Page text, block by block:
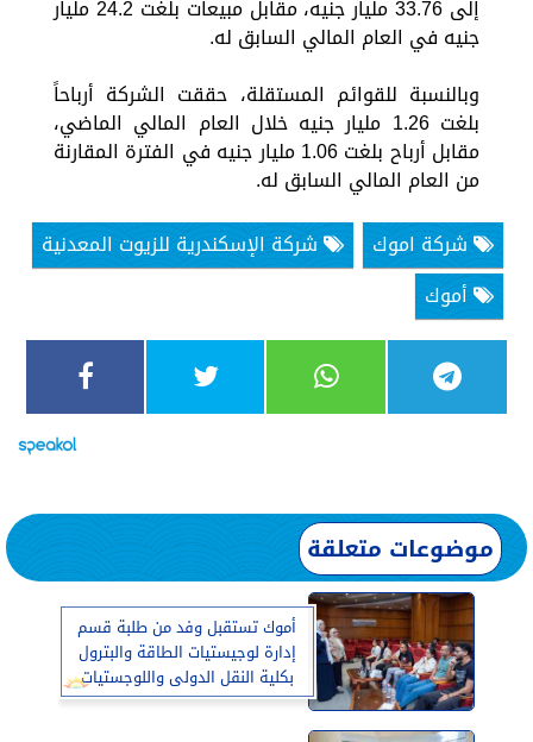
إلى 33.76 مليار جنيه، مقابل مبيعات بلغت 24.2 مليار
جنيه في العام المالي السابق له.
وبالنسبة للقوائم المستقلة، حققت الشركة أرباحاً
بلغت 1.26 مليار جنيه خلال العام المالي الماضي،
مقابل أرباح بلغت 1.06 مليار جنيه في الفترة المقارنة
من العام المالي السابق له.
شركة اموك
شركة الإسكندرية للزيوت المعدنية
أموك
موضوعات متعلقة
أموك تستقبل وفد من طلبة قسم
إدارة لوجيستيات الطاقة والبترول
بكلية النقل الدولى واللوجستيات